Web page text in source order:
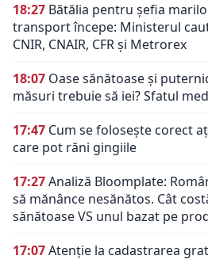
18:27 Bătălia pentru șefia
transport începe: Ministerul
CNIR, CNAIR, CFR și Metrorex
18:07 Oase sănătoase și
măsuri trebuie să iei? Sfatul
17:47 Cum se folosește corect
care pot răni gingiile
17:27Analiză Bloomplate:
să mănânce nesănătos. Cât
sănătoase VS unul bazat pe
17:07Atenție la cadastrarea